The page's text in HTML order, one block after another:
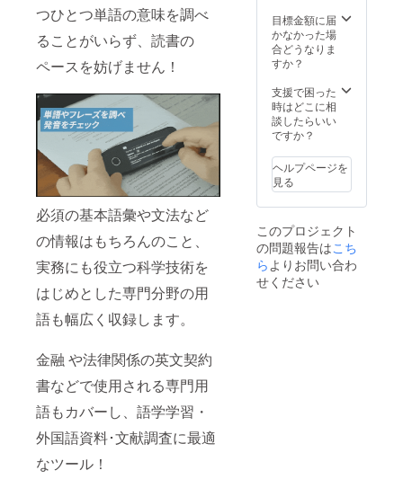
つひとつ単語の意味を調べ
ることがいらず、読書の
ペースを妨げません！
必須の基本語彙や文法など
の情報はもちろんのこと、
実務にも役立つ科学技術を
はじめとした専門分野の用
語も幅広く収録します。
金融 や法律関係の英文契約
書などで使用される専門用
語もカバーし、語学学習・
外国語資料･文献調査に最適
なツール！
注文状
況、使
用部材
製造工
程上の
都合等
により
期が遅
れる場
合がご
ざいま
めご了
承くだ
さい。
目標金額に届
かなかった場
合どうなりま
すか？
支援で困った
時はどこに相
談したらいい
ですか？
ヘルプページを
見る
このプロジェクト
の問題報告はこち
らよりお問い合わ
せください